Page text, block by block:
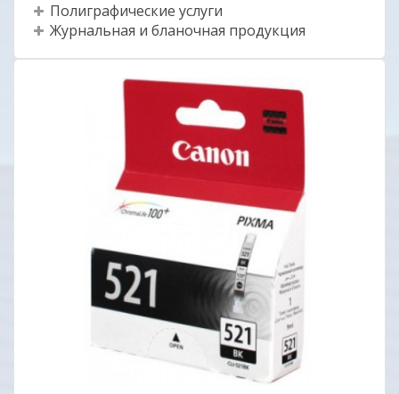
Полиграфические услуги
Журнальная и бланочная продукция